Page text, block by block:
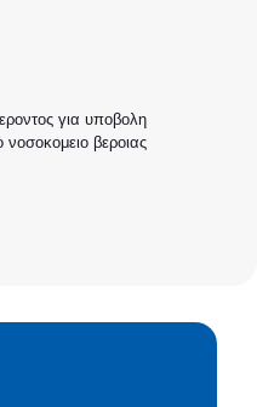
για υποβολη
βεροιας